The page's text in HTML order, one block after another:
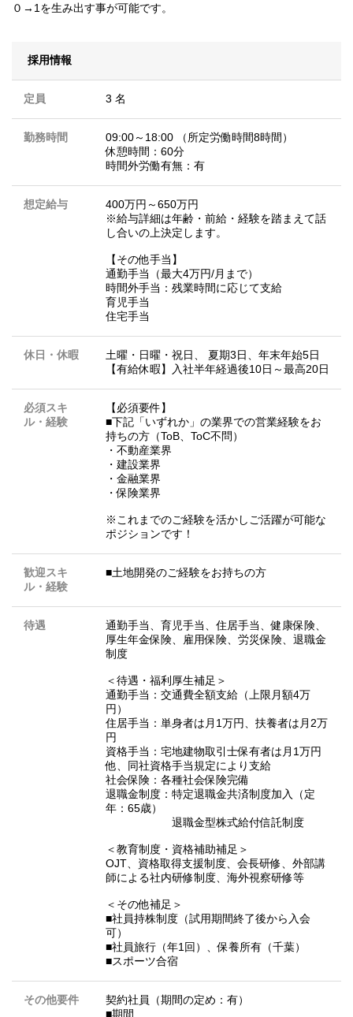
０→1を生み出す事が可能です。
採用情報
定員 3 名
勤務時間
09:00～18:00 （所定労働時間8時間）
休憩時間：60分
時間外労働有無：有
想定給与
400万円～650万円
※給与詳細は年齢・前給・経験を踏まえて話
し合いの上決定します。
【その他手当】
通勤手当（最大4万円/月まで）
時間外手当：残業時間に応じて支給
育児手当
住宅手当
休日・休暇
土曜・日曜・祝日、 夏期3日、年末年始5日
【有給休暇】入社半年経過後10日～最高20日
必須スキ
ル・経験
【必須要件】
■下記「いずれか」の業界での営業経験をお
持ちの方（ToB、ToC不問）
・不動産業界
・建設業界
・金融業界
・保険業界
※これまでのご経験を活かしご活躍が可能な
ポジションです！
歓迎スキ
ル・経験
■土地開発のご経験をお持ちの方
待遇
通勤手当、育児手当、住居手当、健康保険、
厚生年金保険、雇用保険、労災保険、退職金
制度
＜待遇・福利厚生補足＞
通勤手当：交通費全額支給（上限月額4万
円）
住居手当：単身者は月1万円、扶養者は月2万
円
資格手当：宅地建物取引士保有者は月1万円
他、同社資格手当規定により支給
社会保険：各種社会保険完備
退職金制度：特定退職金共済制度加入（定
年：65歳）
退職金型株式給付信託制度
＜教育制度・資格補助補足＞
OJT、資格取得支援制度、会長研修、外部講
師による社内研修制度、海外視察研修等
＜その他補足＞
■社員持株制度（試用期間終了後から入会
可）
■社員旅行（年1回）、保養所有（千葉）
■スポーツ合宿
その他要件
契約社員（期間の定め：有）
■期間